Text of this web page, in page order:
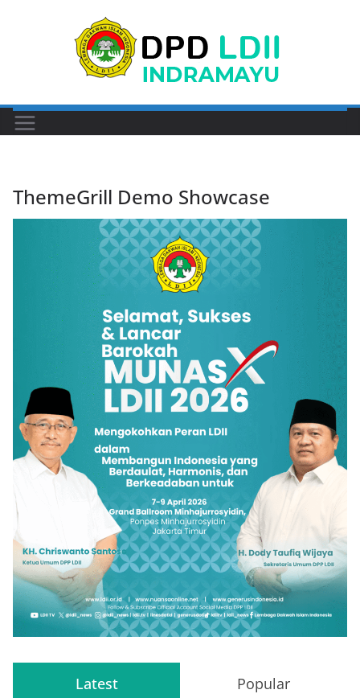
ThemeGrill Demo Showcase
Latest Popular